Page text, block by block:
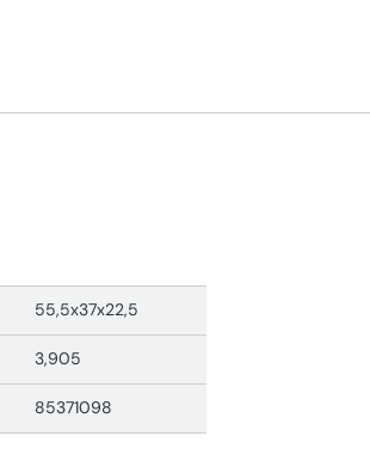
55,5x37x22,5
3,905
85371098